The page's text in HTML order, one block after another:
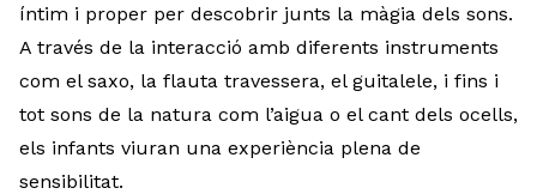
íntim i proper per descobrir junts la màgia dels sons.
A través de la interacció amb diferents instruments
com el saxo, la flauta travessera, el guitalele, i fins i
tot sons de la natura com l’aigua o el cant dels ocells,
els infants viuran una experiència plena de
sensibilitat.